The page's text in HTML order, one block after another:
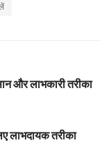
लाभकारी तरीका
तरीका